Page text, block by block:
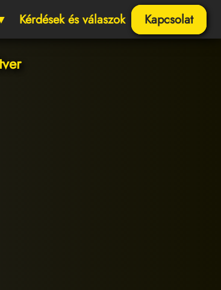
Kérdések és válaszok Kapcsolat